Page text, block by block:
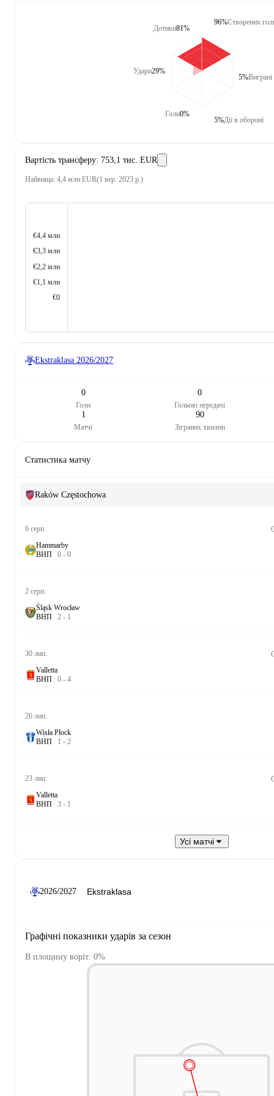
Дотики81%
Удари29%
Голи0%
Створених
96%
Виграні
5%
Дії в обороні
5%
Вартість трансферу: 753,1 тис. EUR
Найвища: 4,4 млн EUR(1 вер. 2023 р.)
€4,4 млн
€3,3 млн
€2,2 млн
€1,1 млн
€0
Ekstraklasa 2026/2027
0
Голи
0
Гольові передачі
1
Матчі
90
Зіграних хвилин
Статистика матчу
Raków Częstochowa
6 серп.
Hammarby
ВНП 0 - 0
2 серп.
Śląsk Wrocław
ВНП 2 - 1
30 лип.
Valletta
ВНП 0 - 4
26 лип.
Wisła Płock
ВНП 1 - 2
23 лип.
Valletta
ВНП 3 - 1
Усі матчі
2026/2027
Графічні показники ударів за сезон
В площину воріт: 0%